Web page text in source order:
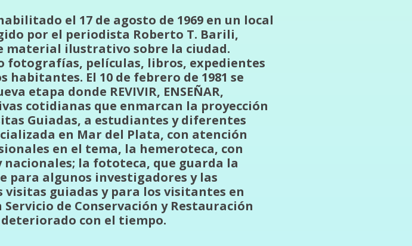
el 17 de agosto de 1969 en un local
por el periodista Roberto T. Barili,
material ilustrativo sobre la ciudad.
fotografías, películas, libros, expedientes
El 10 de febrero de 1981 se
etapa donde REVIVIR, ENSEÑAR,
cotidianas que enmarcan la proyección
Guiadas, a estudiantes y diferentes
en Mar del Plata, con atención
en el tema, la hemeroteca, con
la fototeca, que guarda la
algunos investigadores y las
guiadas y para los visitantes en
de Conservación y Restauración
deteriorado con el tiempo.